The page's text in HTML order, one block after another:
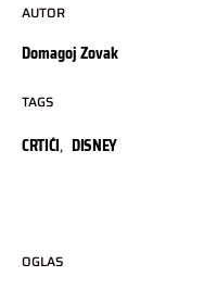
AUTOR
Domagoj Zovak
TAGS
CRTIĆI, DISNEY
OGLAS